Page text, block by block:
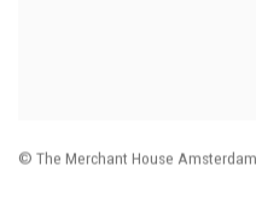
© The Merchant House Amsterdam